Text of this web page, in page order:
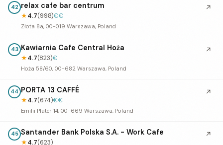
42 relax cafe bar centrum
★4.7(998)€€
Złota 8a, 00-019 Warszawa, Poland
↗
43 Kawiarnia Cafe Central Hoża
★4.7(823)€
Hoża 58/60, 00-682 Warszawa, Poland
↗
44 PORTA 13 CAFFÉ
★4.7(674)€€
Emilii Plater 14, 00-669 Warszawa, Poland
↗
45 Santander Bank Polska S.A. - Work Cafe
★4.7(623)
↗